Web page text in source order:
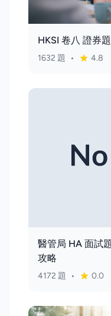
HKSI 卷八 證券
1632 題 • 4.8
醫管局 HA 面試
攻略
4172 題 • 0.0